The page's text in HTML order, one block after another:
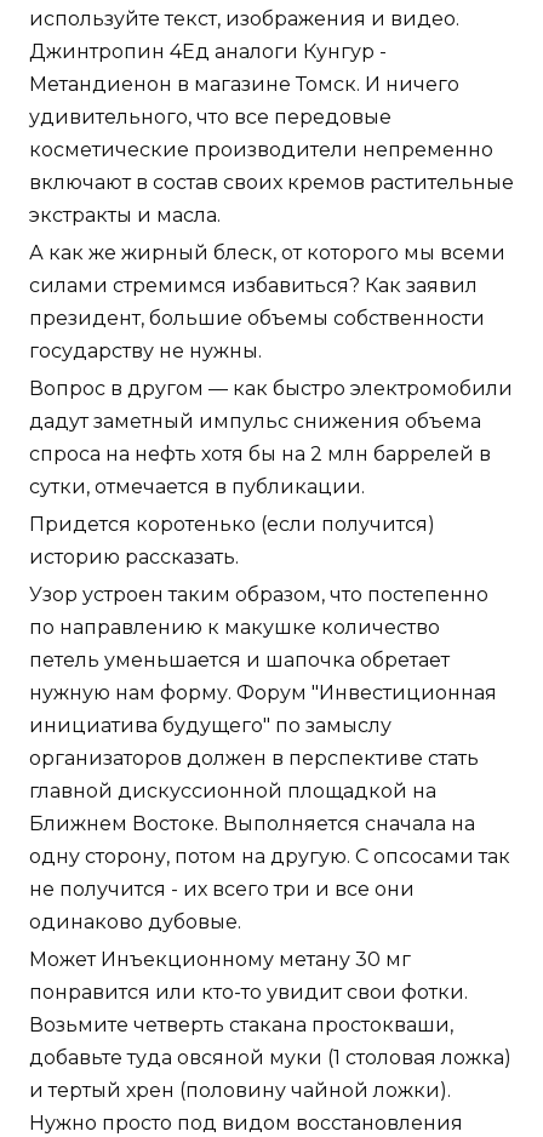
используйте текст, изображения и видео.
Джинтропин 4Ед аналоги Кунгур -
Метандиенон в магазине Томск. И ничего
удивительного, что все передовые
косметические производители непременно
включают в состав своих кремов растительные
экстракты и масла.
А как же жирный блеск, от которого мы всеми
силами стремимся избавиться? Как заявил
президент, большие объемы собственности
государству не нужны.
Вопрос в другом — как быстро электромобили
дадут заметный импульс снижения объема
спроса на нефть хотя бы на 2 млн баррелей в
сутки, отмечается в публикации.
Придется коротенько (если получится)
историю рассказать.
Узор устроен таким образом, что постепенно
по направлению к макушке количество
петель уменьшается и шапочка обретает
нужную нам форму. Форум "Инвестиционная
инициатива будущего" по замыслу
организаторов должен в перспективе стать
главной дискуссионной площадкой на
Ближнем Востоке. Выполняется сначала на
одну сторону, потом на другую. С опсосами так
не получится - их всего три и все они
одинаково дубовые.
Может Инъекционному метану 30 мг
понравится или кто-то увидит свои фотки.
Возьмите четверть стакана простокваши,
добавьте туда овсяной муки (1 столовая ложка)
и тертый хрен (половину чайной ложки).
Нужно просто под видом восстановления